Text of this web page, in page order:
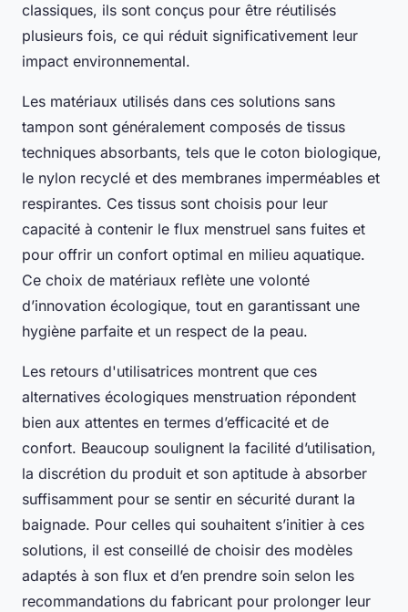
classiques, ils sont conçus pour être réutilisés
plusieurs fois, ce qui réduit significativement leur
impact environnemental.
Les matériaux utilisés dans ces solutions sans
tampon sont généralement composés de tissus
techniques absorbants, tels que le coton biologique,
le nylon recyclé et des membranes imperméables et
respirantes. Ces tissus sont choisis pour leur
capacité à contenir le flux menstruel sans fuites et
pour offrir un confort optimal en milieu aquatique.
Ce choix de matériaux reflète une volonté
d’innovation écologique, tout en garantissant une
hygiène parfaite et un respect de la peau.
Les retours d'utilisatrices montrent que ces
alternatives écologiques menstruation répondent
bien aux attentes en termes d’efficacité et de
confort. Beaucoup soulignent la facilité d’utilisation,
la discrétion du produit et son aptitude à absorber
suffisamment pour se sentir en sécurité durant la
baignade. Pour celles qui souhaitent s’initier à ces
solutions, il est conseillé de choisir des modèles
adaptés à son flux et d’en prendre soin selon les
recommandations du fabricant pour prolonger leur